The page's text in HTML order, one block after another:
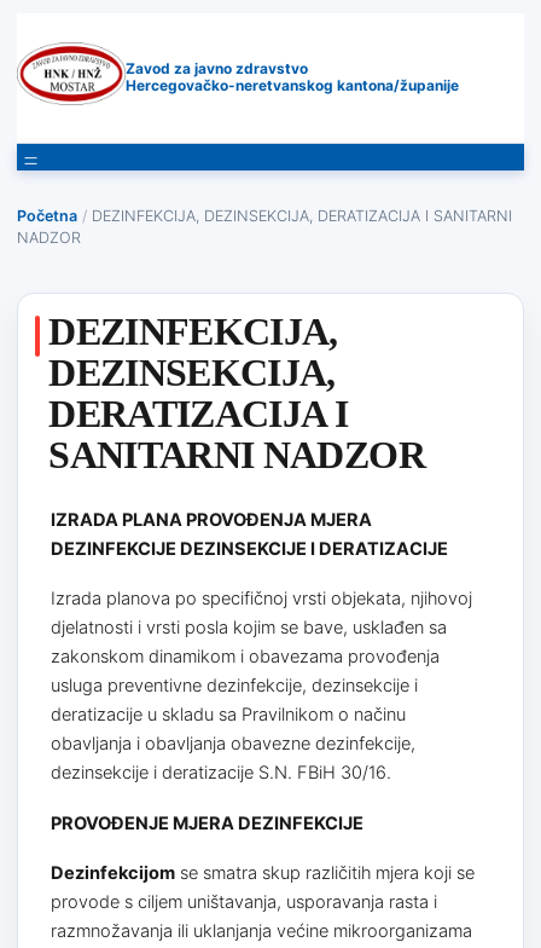
Zavod za javno zdravstvo
Hercegovačko-neretvanskog kantona/županije
Početna / DEZINFEKCIJA, DEZINSEKCIJA, DERATIZACIJA I SANITARNI
NADZOR
DEZINFEKCIJA,
DEZINSEKCIJA,
DERATIZACIJA I
SANITARNI NADZOR
IZRADA PLANA PROVOĐENJA MJERA
DEZINFEKCIJE DEZINSEKCIJE I DERATIZACIJE
Izrada planova po specifičnoj vrsti objekata, njihovoj
djelatnosti i vrsti posla kojim se bave, usklađen sa
zakonskom dinamikom i obavezama provođenja
usluga preventivne dezinfekcije, dezinsekcije i
deratizacije u skladu sa Pravilnikom o načinu
obavljanja i obavljanja obavezne dezinfekcije,
dezinsekcije i deratizacije S.N. FBiH 30/16.
PROVOĐENJE MJERA DEZINFEKCIJE
Dezinfekcijomse smatra skup različitih mjera koji se
provode s ciljem uništavanja, usporavanja rasta i
razmnožavanja ili uklanjanja većine mikroorganizama